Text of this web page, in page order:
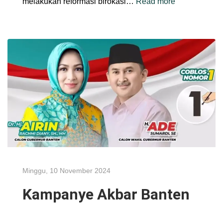
Minggu, 10 November 2024
Kampanye Akbar Banten